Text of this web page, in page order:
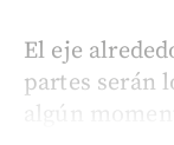
El eje
partes serán
algún